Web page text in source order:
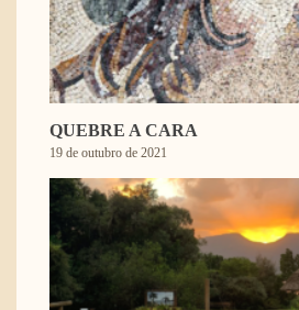
QUEBRE A CARA
19 de outubro de 2021